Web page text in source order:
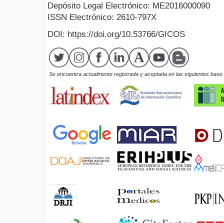
Depósito Legal Electrónico: ME2016000090
ISSN Electrónico: 2610-797X
DOI: https://doi.org/10.53766/GICOS
Se encuentra actualmente registrada y aceptada en las siguientes